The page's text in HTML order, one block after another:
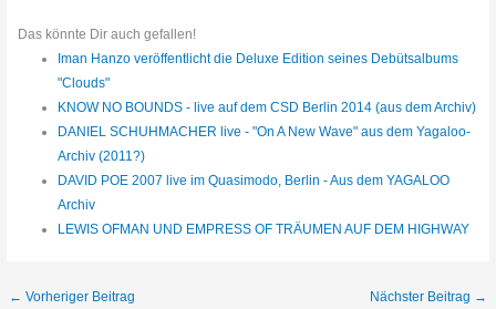
Das könnte Dir auch gefallen!
Iman Hanzo veröffentlicht die Deluxe Edition seines Debütsalbums
"Clouds"
KNOW NO BOUNDS - live auf dem CSD Berlin 2014 (aus dem Archiv)
DANIEL SCHUHMACHER live - "On A New Wave" aus dem Yagaloo-
Archiv (2011?)
DAVID POE 2007 live im Quasimodo, Berlin - Aus dem YAGALOO
Archiv
LEWIS OFMAN UND EMPRESS OF TRÄUMEN AUF DEM HIGHWAY
← Vorheriger Beitrag Nächster Beitrag →